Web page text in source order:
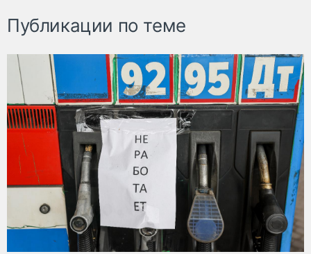
Публикации по теме